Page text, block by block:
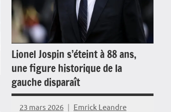
Guadeloupe
Guyane
Outremer
Politique
Société
Lionel Jospin s’éteint à 88 ans,
une figure historique de la
gauche disparaît
23 mars 2026 Emrick Leandre